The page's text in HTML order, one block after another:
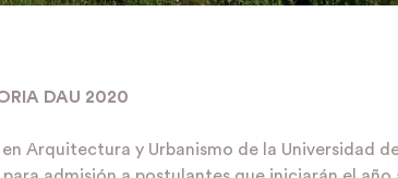
DAU 2020
Arquitectura y Urbanismo de la Universidad